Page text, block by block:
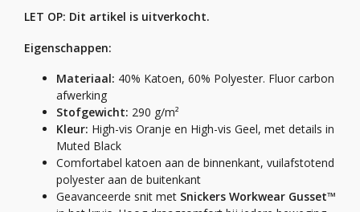
LET OP: Dit artikel is uitverkocht.
Eigenschappen:
Materiaal: 40% Katoen, 60% Polyester. Fluor carbon
afwerking
Stofgewicht: 290 g/m²
Kleur: High-vis Oranje en High-vis Geel, met details in
Muted Black
Comfortabel katoen aan de binnenkant, vuilafstotend
polyester aan de buitenkant
Geavanceerde snit met Snickers Workwear Gusset™